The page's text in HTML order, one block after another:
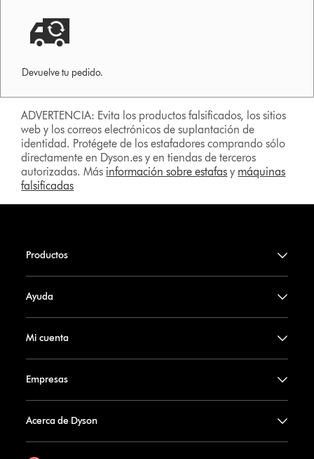
Devuelve tu pedido.
ADVERTENCIA: Evita los productos falsificados, los sitios
web y los correos electrónicos de suplantación de
identidad. Protégete de los estafadores comprando sólo
directamente en Dyson.es y en tiendas de terceros
autorizadas. Más información sobre estafas y máquinas
falsificadas
Productos
Ayuda
Mi cuenta
Empresas
Acerca de Dyson